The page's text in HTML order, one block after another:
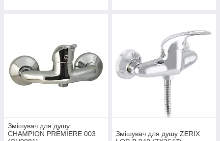
Змішувач для душу
CHAMPION PREMIERE 003
Змішувач для душу ZERIX